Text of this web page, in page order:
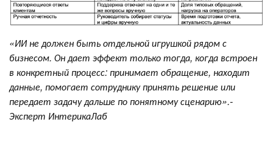
«ИИ не должен быть отдельной игрушкой рядом с
бизнесом. Он дает эффект только тогда, когда встроен
в конкретный процесс: принимает обращение, находит
данные, помогает сотруднику принять решение или
передает задачу дальше по понятному сценарию».-
Эксперт ИнтерикаЛаб